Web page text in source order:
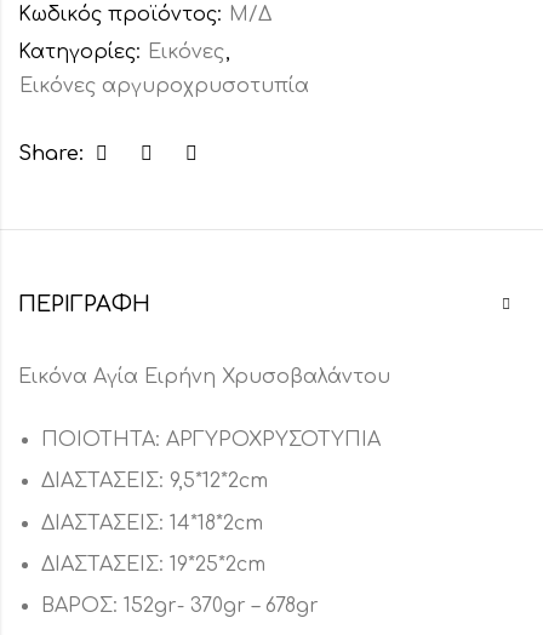
Κωδικός προϊόντος: Μ/Δ
Κατηγορίες: Εικόνες,
Εικόνες αργυροχρυσοτυπία
Share:
ΠΕΡΙΓΡΑΦΉ
Εικόνα Αγία Ειρήνη Χρυσοβαλάντου
ΠΟΙΟΤΗΤΑ: ΑΡΓΥΡΟΧΡΥΣΟΤΥΠΙΑ
ΔΙΑΣΤΑΣΕΙΣ: 9,5*12*2cm
ΔΙΑΣΤΑΣΕΙΣ: 14*18*2cm
ΔΙΑΣΤΑΣΕΙΣ: 19*25*2cm
ΒΑΡΟΣ: 152gr- 370gr – 678gr